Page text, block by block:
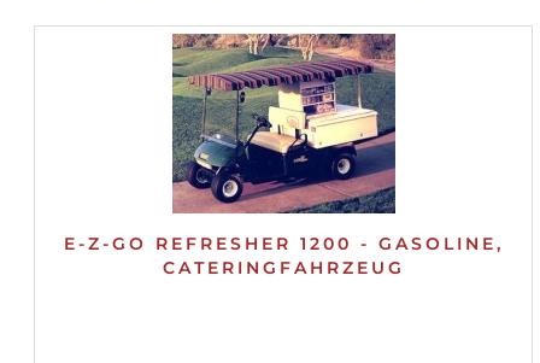
E-Z-GO REFRESHER 1200 - GASOLINE,
CATERINGFAHRZEUG